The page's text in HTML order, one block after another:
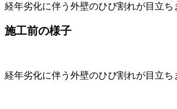
経年劣化に伴う外壁のひび割れが目立ち
施工前の様子
経年劣化に伴う外壁のひび割れが目立ち